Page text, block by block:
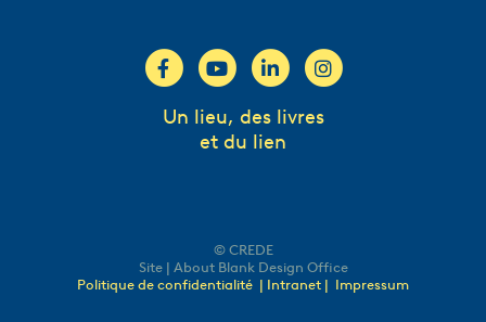
Un lieu, des livres
et du lien
© CREDE
Site | About Blank Design Office
Politique de confidentialité | Intranet | Impressum